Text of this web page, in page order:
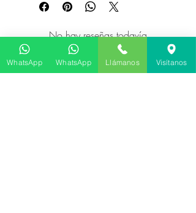
No hay reseñas todavía
Comparte tu opinión. Deja la primera
reseña.
WhatsApp WhatsApp Llámanos Visítanos